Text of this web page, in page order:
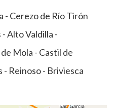
- Cerezo de Río Tirón
Alto Valdilla -
Mola - Castil de
- Reinoso - Briviesca